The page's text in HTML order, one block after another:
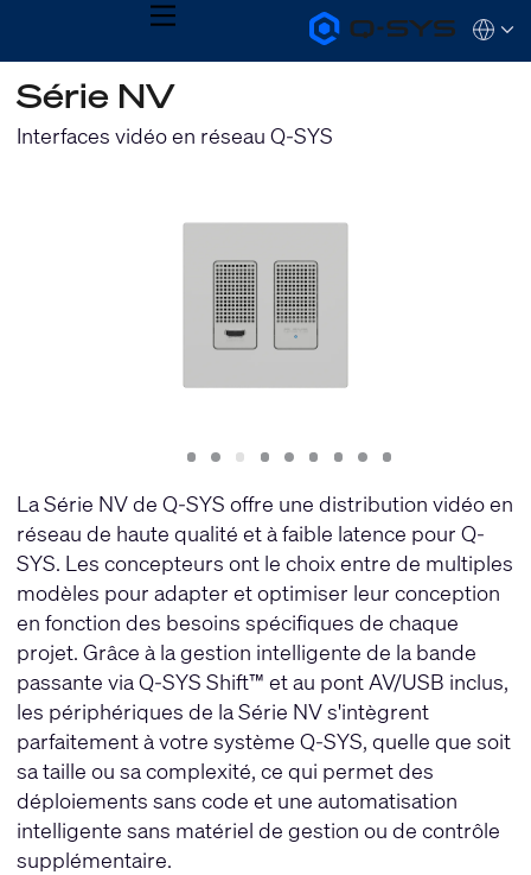
Q-
SYS
MENU
QSYS.com (English)
India (English)
Deutsch
Español
Série NV
Interfaces vidéo en réseau Q-SYS
Slide
1 Slide
2 Slide
3 Slide
4 Slide
5 Slide
6 Slide
7 Slide
8 Slide
9
La Série NV de Q-SYS offre une distribution vidéo en
réseau de haute qualité et à faible latence pour Q-
SYS. Les concepteurs ont le choix entre de multiples
modèles pour adapter et optimiser leur conception
en fonction des besoins spécifiques de chaque
projet. Grâce à la gestion intelligente de la bande
passante via Q-SYS Shift™ et au pont AV/USB inclus,
les périphériques de la Série NV s'intègrent
parfaitement à votre système Q-SYS, quelle que soit
sa taille ou sa complexité, ce qui permet des
déploiements sans code et une automatisation
intelligente sans matériel de gestion ou de contrôle
supplémentaire.